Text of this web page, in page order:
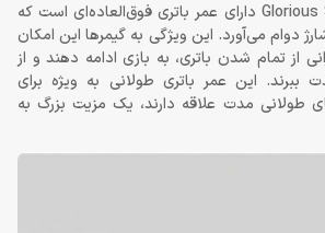
موس Glorious Series One Pro دارای عمر باتری فوق‌العاده‌ای است که
شارژ دوام می‌آورد. این ویژگی به گیمرها این امکان
از تمام شدن باتری، به بازی ادامه دهند و از
ببرند. این عمر باتری طولانی به ویژه برای
طولانی مدت علاقه دارند، یک مزیت بزرگ به